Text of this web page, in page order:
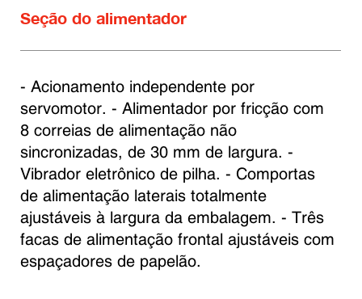
Seção do alimentador
- Acionamento independente por
servomotor. - Alimentador por fricção com
8 correias de alimentação não
sincronizadas, de 30 mm de largura. -
Vibrador eletrônico de pilha. - Comportas
de alimentação laterais totalmente
ajustáveis ​​à largura da embalagem. - Três
facas de alimentação frontal ajustáveis ​​com
espaçadores de papelão.